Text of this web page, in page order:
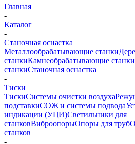
Главная
-
Каталог
-
Станочная оснастка
Металлообрабатывающие станки
станкиКамнеобрабатывающие станки
станкиСтаночная оснастка
-
Тиски
ТискиСистемы очистки воздуха
подставкиСОЖ и системы подвода
индикации (УЦИ)Светильники для
станковВиброопорыОпоры для труб
станков
-